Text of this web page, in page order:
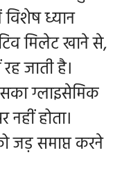
विशेष ध्यान
मिलेट खाने से,
जाती है।
ग्लाइसेमिक
होता।
जड़ समाप्त करने